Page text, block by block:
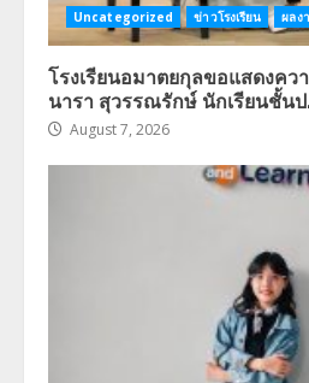
Uncategorized ข่าวโรงเรียน ผลง
โรงเรียนอมาตยกุลขอแสดงค
นารา สุวรรณรักษ์ นักเรียนชั้น
August 7, 2026